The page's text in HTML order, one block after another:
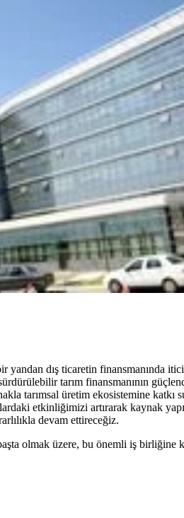
dış ticaretin finansmanında
tarım finansmanının
tarımsal üretim ekosistemine katkı
etkinliğimizi artırarak kaynak
devam ettireceğiz.
olmak üzere, bu önemli iş birliğine